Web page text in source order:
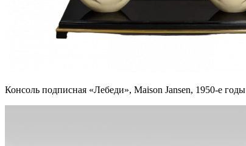
Консоль подписная «Лебеди», Maison Jansen, 1950-е годы